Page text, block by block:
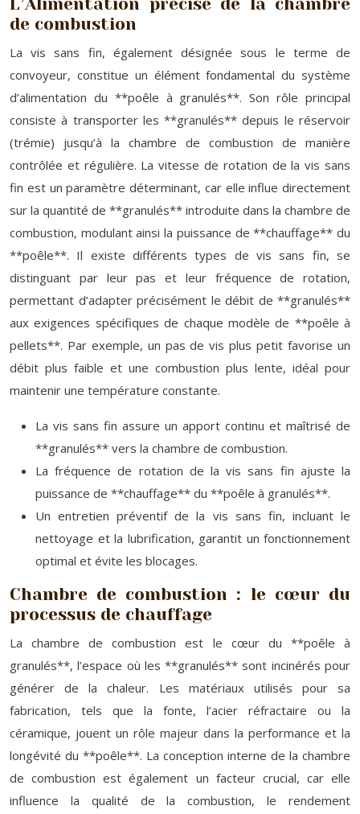
L’Alimentation précise de la chambre
de combustion
La vis sans fin, également désignée sous le terme de
convoyeur, constitue un élément fondamental du système
d’alimentation du **poêle à granulés**. Son rôle principal
consiste à transporter les **granulés** depuis le réservoir
(trémie) jusqu’à la chambre de combustion de manière
contrôlée et régulière. La vitesse de rotation de la vis sans
fin est un paramètre déterminant, car elle influe directement
sur la quantité de **granulés** introduite dans la chambre de
combustion, modulant ainsi la puissance de **chauffage** du
**poêle**. Il existe différents types de vis sans fin, se
distinguant par leur pas et leur fréquence de rotation,
permettant d’adapter précisément le débit de **granulés**
aux exigences spécifiques de chaque modèle de **poêle à
pellets**. Par exemple, un pas de vis plus petit favorise un
débit plus faible et une combustion plus lente, idéal pour
maintenir une température constante.
La vis sans fin assure un apport continu et maîtrisé de
**granulés** vers la chambre de combustion.
La fréquence de rotation de la vis sans fin ajuste la
puissance de **chauffage** du **poêle à granulés**.
Un entretien préventif de la vis sans fin, incluant le
nettoyage et la lubrification, garantit un fonctionnement
optimal et évite les blocages.
Chambre de combustion : le cœur du
processus de chauffage
La chambre de combustion est le cœur du **poêle à
granulés**, l’espace où les **granulés** sont incinérés pour
générer de la chaleur. Les matériaux utilisés pour sa
fabrication, tels que la fonte, l’acier réfractaire ou la
céramique, jouent un rôle majeur dans la performance et la
longévité du **poêle**. La conception interne de la chambre
de combustion est également un facteur crucial, car elle
influence la qualité de la combustion, le rendement